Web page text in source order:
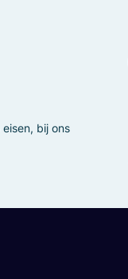
bij ons